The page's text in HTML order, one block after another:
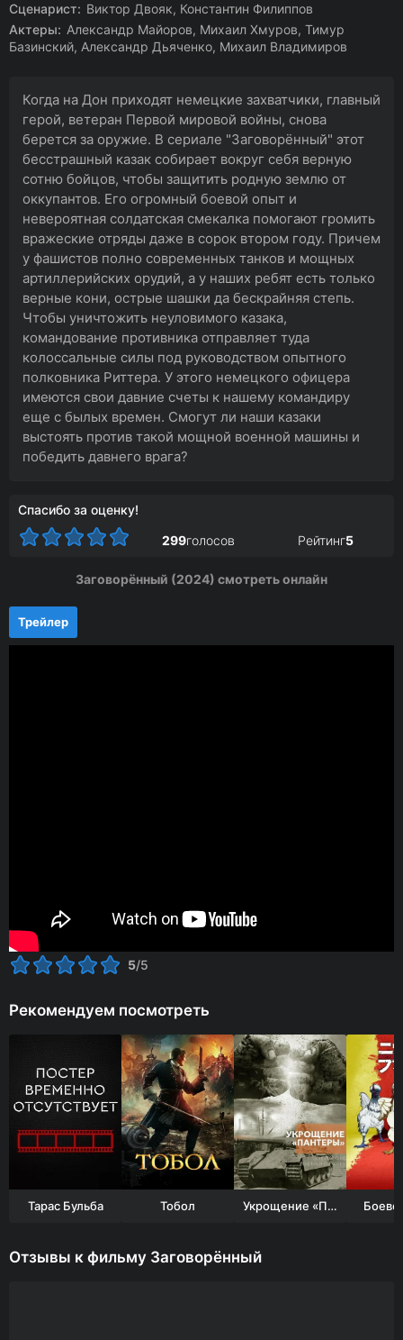
Сценарист: Виктор Двояк, Константин Филиппов
Актеры: Александр Майоров, Михаил Хмуров, Тимур
Базинский, Александр Дьяченко, Михаил Владимиров
Когда на Дон приходят немецкие захватчики, главный
герой, ветеран Первой мировой войны, снова
берется за оружие. В сериале "Заговорённый" этот
бесстрашный казак собирает вокруг себя верную
сотню бойцов, чтобы защитить родную землю от
оккупантов. Его огромный боевой опыт и
невероятная солдатская смекалка помогают громить
вражеские отряды даже в сорок втором году. Причем
у фашистов полно современных танков и мощных
артиллерийских орудий, а у наших ребят есть только
верные кони, острые шашки да бескрайняя степь.
Чтобы уничтожить неуловимого казака,
командование противника отправляет туда
колоссальные силы под руководством опытного
полковника Риттера. У этого немецкого офицера
имеются свои давние счеты к нашему командиру
еще с былых времен. Смогут ли наши казаки
выстоять против такой мощной военной машины и
победить давнего врага?
Спасибо за оценку!
299голосов Рейтинг5
Заговорённый (2024) смотреть онлайн
Трейлер
5/5
Рекомендуем посмотреть
Тарас Бульба Тобол Укрощение «Пантеры»
Отзывы к фильму Заговорённый